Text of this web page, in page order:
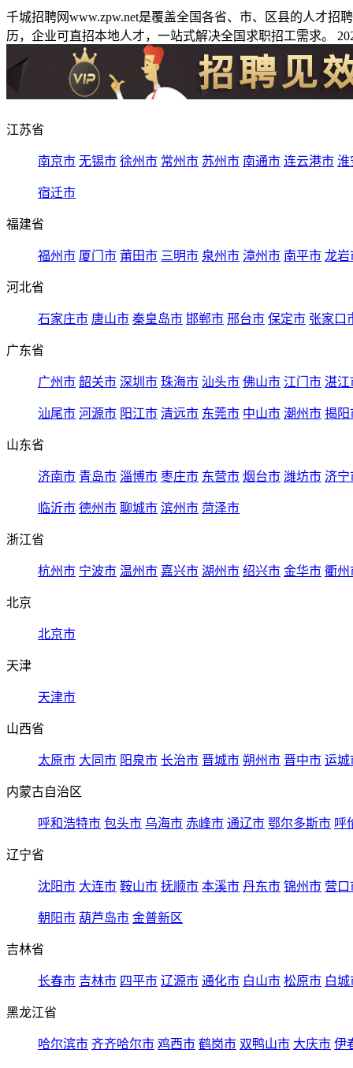
千城招聘网www.zpw.net是覆盖全国各省、市、区县的人才
历，企业可直招本地人才，一站式解决全国求职招工需求。
江苏省
南京市 无锡市 徐州市 常州市 苏州市 南通市 连云港市 淮
宿迁市
福建省
福州市 厦门市 莆田市 三明市 泉州市 漳州市 南平市 龙岩
河北省
石家庄市 唐山市 秦皇岛市 邯郸市 邢台市 保定市 张家口
广东省
广州市 韶关市 深圳市 珠海市 汕头市 佛山市 江门市 湛江
汕尾市 河源市 阳江市 清远市 东莞市 中山市 潮州市 揭阳
山东省
济南市 青岛市 淄博市 枣庄市 东营市 烟台市 潍坊市 济宁
临沂市 德州市 聊城市 滨州市 菏泽市
浙江省
杭州市 宁波市 温州市 嘉兴市 湖州市 绍兴市 金华市 衢州
北京
北京市
天津
天津市
山西省
太原市 大同市 阳泉市 长治市 晋城市 朔州市 晋中市 运城
内蒙古自治区
呼和浩特市 包头市 乌海市 赤峰市 通辽市 鄂尔多斯市 呼
辽宁省
沈阳市 大连市 鞍山市 抚顺市 本溪市 丹东市 锦州市 营口
朝阳市 葫芦岛市 金普新区
吉林省
长春市 吉林市 四平市 辽源市 通化市 白山市 松原市 白城
黑龙江省
哈尔滨市 齐齐哈尔市 鸡西市 鹤岗市 双鸭山市 大庆市 伊